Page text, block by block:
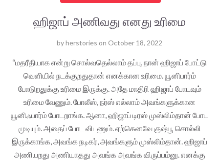
ஹிஜாப் அணிவது எனது உரிமை
byherstories on October 18, 2022
“மதரீதியாக என்று சொல்வதெல்லாம் தப்பு, நான் ஹிஜாப் போட்டு
வெளியில் நடக்குறதுதான் எனக்கான உரிமை. யூனிபார்ம்
போடுறதுக்கு உரிமை இருக்கு. அதே மாதிரி ஹிஜாப் போடவும்
உரிமை வேணும். போலீஸ், நர்ஸ் எல்லாம் அவங்களுக்கான
யூனிஃபார்ம் போடறாங்க. ஆனா, ஹிஜாப் டிரஸ் முஸ்லிம்தான் போட
முடியும். அதைப் போட விடணும். ஏற்கெனவே குஷ்பூ சொல்லி
இருக்காங்க, அவங்க நடிகர், அவங்களும் முஸ்லிம்தான். ஹிஜாப்
அணியறது அணியாதது அவங்க அவங்க விருப்பம்னு. எனக்கு